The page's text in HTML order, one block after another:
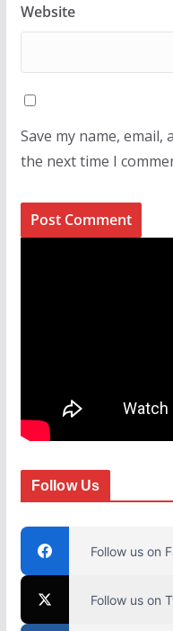
Website
Save my name,
the next time I
Follow Us
Follow us on
Follow us on